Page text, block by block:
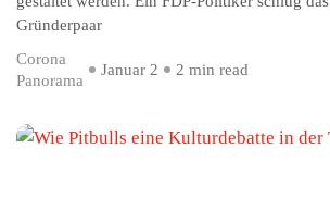
Gründerpaar
Corona
Panorama
Januar 2 2 min read